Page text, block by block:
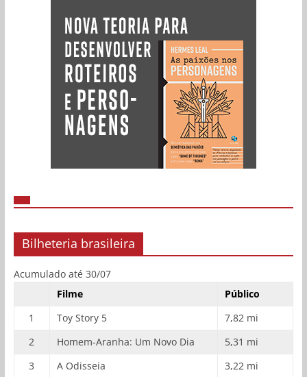
Bilheteria brasileira
Acumulado até 30/07
Filme
Público
1
Toy Story 5
7,82 mi
2
Homem-Aranha: Um Novo Dia
5,31 mi
3
A Odisseia
3,22 mi